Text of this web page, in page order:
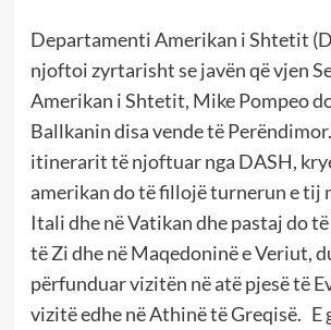
Departamenti Amerikan i Shtetit
njoftoi zyrtarisht se javën që vjen
Amerikan i Shtetit, Mike Pompeo
Ballkanin disa vende të
itinerarit të njoftuar nga DASH,
amerikan do të fillojë turnerun e tij
Itali dhe në Vatikan dhe pastaj do
të Zi dhe në Maqedoninë e Veriut,
përfunduar vizitën në atë pjesë të
vizitë edhe në Athinë të Greqisë.